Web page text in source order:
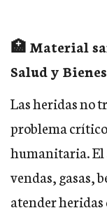
🏥 Material
Salud y
Las heridas no
problema
humanitaria. El
vendas, gasas,
atender heridas